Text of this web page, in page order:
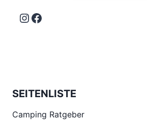
Instagram
Facebook
SEITENLISTE
Camping Ratgeber